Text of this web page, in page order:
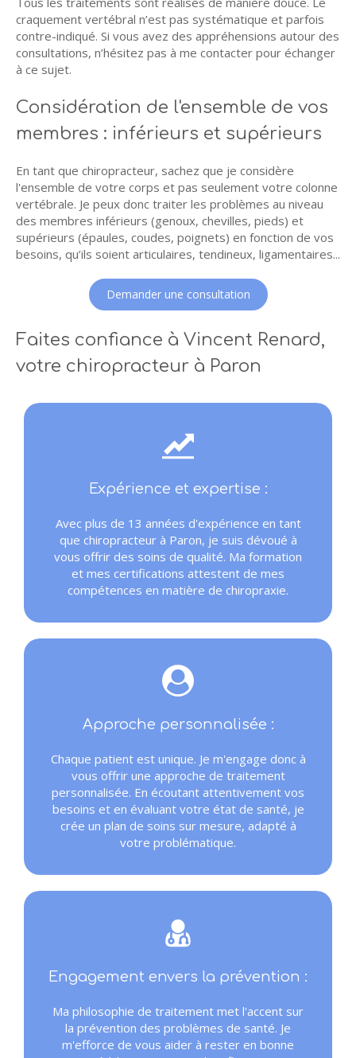
craquement vertébral n’est pas systématique et parfois
contre-indiqué. Si vous avez des appréhensions autour des
consultations, n’hésitez pas à me contacter pour échanger
à ce sujet.
Considération de l'ensemble de vos
membres : inférieurs et supérieurs
En tant que chiropracteur, sachez que je considère
l'ensemble de votre corps et pas seulement votre colonne
vertébrale. Je peux donc traiter les problèmes au niveau
des membres inférieurs (genoux, chevilles, pieds) et
supérieurs (épaules, coudes, poignets) en fonction de vos
besoins, qu’ils soient articulaires, tendineux, ligamentaires...
Demander une consultation
Faites confiance à Vincent Renard,
votre chiropracteur à Paron
Expérience et expertise :
Avec plus de 13 années d'expérience en tant
que chiropracteur à Paron, je suis dévoué à
vous offrir des soins de qualité. Ma formation
et mes certifications attestent de mes
compétences en matière de chiropraxie.
Approche personnalisée :
Chaque patient est unique. Je m'engage donc à
vous offrir une approche de traitement
personnalisée. En écoutant attentivement vos
besoins et en évaluant votre état de santé, je
crée un plan de soins sur mesure, adapté à
votre problématique.
Engagement envers la prévention :
Ma philosophie de traitement met l'accent sur
la prévention des problèmes de santé. Je
m'efforce de vous aider à rester en bonne